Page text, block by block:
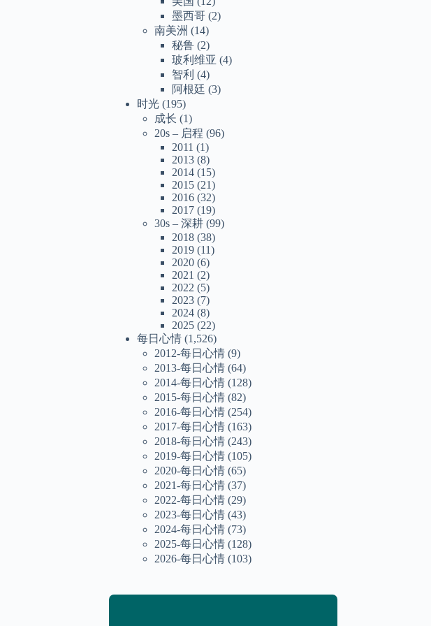
墨西哥 (2)
南美洲 (14)
秘鲁 (2)
玻利维亚 (4)
智利 (4)
阿根廷 (3)
时光 (195)
成长 (1)
20s – 启程 (96)
2011 (1)
2013 (8)
2014 (15)
2015 (21)
2016 (32)
2017 (19)
30s – 深耕 (99)
2018 (38)
2019 (11)
2020 (6)
2021 (2)
2022 (5)
2023 (7)
2024 (8)
2025 (22)
每日心情 (1,526)
2012-每日心情 (9)
2013-每日心情 (64)
2014-每日心情 (128)
2015-每日心情 (82)
2016-每日心情 (254)
2017-每日心情 (163)
2018-每日心情 (243)
2019-每日心情 (105)
2020-每日心情 (65)
2021-每日心情 (37)
2022-每日心情 (29)
2023-每日心情 (43)
2024-每日心情 (73)
2025-每日心情 (128)
2026-每日心情 (103)